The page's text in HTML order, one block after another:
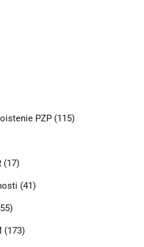
PZP(115)
(17)
(41)
(173)